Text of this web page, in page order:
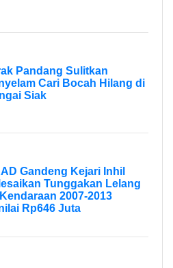
Pandang Sulitkan
Cari Bocah Hilang di
Siak
Gandeng Kejari Inhil
Tunggakan Lelang
2007-2013
Rp646 Juta